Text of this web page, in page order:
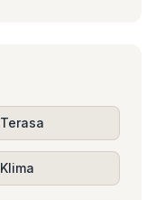
Terasa
Klima